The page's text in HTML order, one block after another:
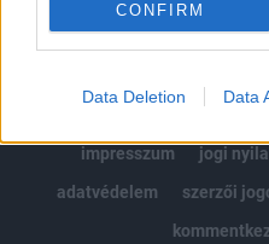
CONFIRM
Data Deletion Data
impresszum
jogi
adatvédelem
szerzői